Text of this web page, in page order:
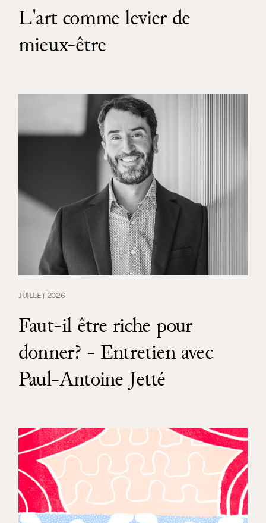
L'art comme levier de
mieux-être
JUILLET 2026
Faut-il être riche pour
donner? - Entretien avec
Paul-Antoine Jetté